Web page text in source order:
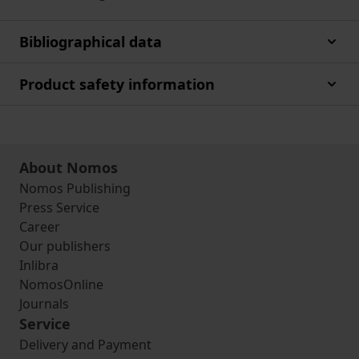
Bibliographical data
Product safety information
About Nomos
Nomos Publishing
Press Service
Career
Our publishers
Inlibra
NomosOnline
Journals
Service
Delivery and Payment